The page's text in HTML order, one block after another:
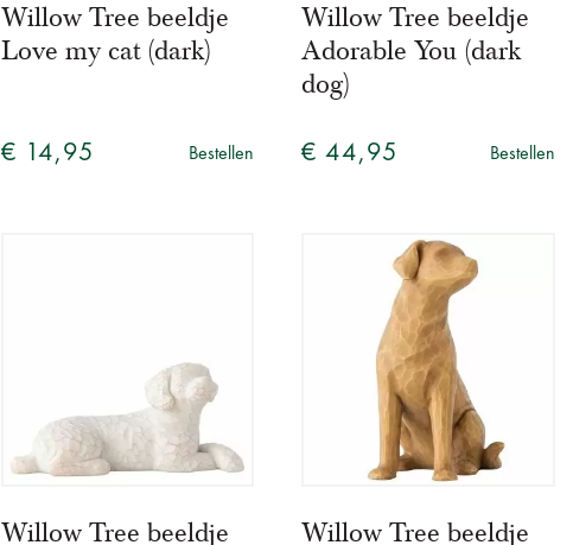
Willow Tree beeldje
Love my cat (dark)
€ 14,95 Bestellen
Willow Tree beeldje
Adorable You (dark
dog)
€ 44,95 Bestellen
Willow Tree beeldje
Willow Tree beeldje